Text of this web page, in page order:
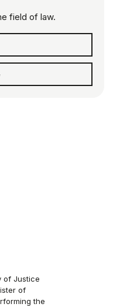
field of law.
of Justice
of
the